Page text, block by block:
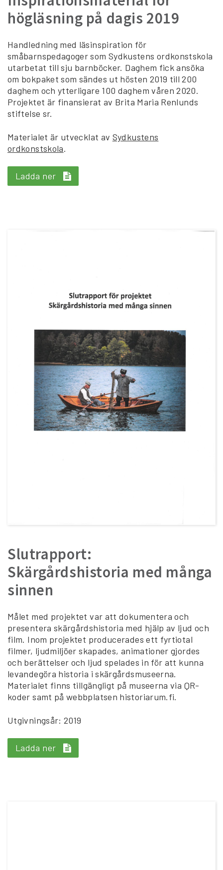
högläsning på dagis 2019
Handledning med läsinspiration för
småbarnspedagoger som Sydkustens ordkonstskola
utarbetat till sju barnböcker. Daghem fick ansöka
om bokpaket som sändes ut hösten 2019 till 200
daghem och ytterligare 100 daghem våren 2020.
Projektet är finansierat av Brita Maria Renlunds
stiftelse sr.
Materialet är utvecklat av Sydkustens
ordkonstskola.
Ladda ner
Slutrapport:
Skärgårdshistoria med många
sinnen
Målet med projektet var att dokumentera och
presentera skärgårdshistoria med hjälp av ljud och
film. Inom projektet producerades ett fyrtiotal
filmer, ljudmiljöer skapades, animationer gjordes
och berättelser och ljud spelades in för att kunna
levandegöra historia i skärgårdsmuseerna.
Materialet finns tillgängligt på museerna via QR-
koder samt på webbplatsen historiarum.fi.
Utgivningsår: 2019
Ladda ner